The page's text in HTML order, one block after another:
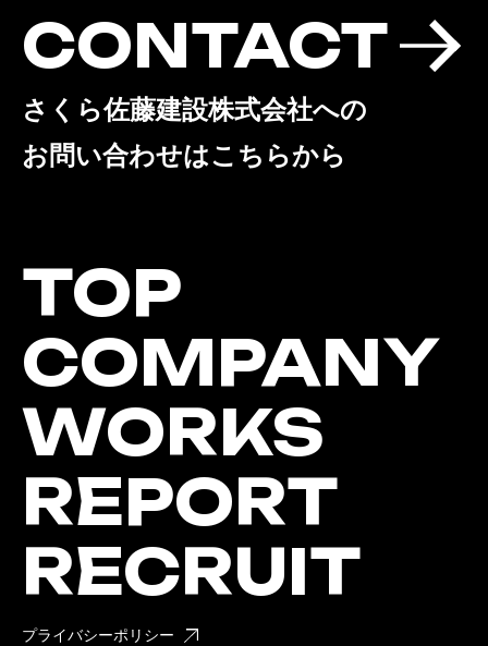
CONTACT
さくら佐藤建設株式会社への
お問い合わせはこちらから
TOP
COMPANY
WORKS
REPORT
RECRUIT
プライバシーポリシー